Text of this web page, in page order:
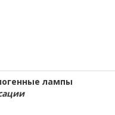
лампы